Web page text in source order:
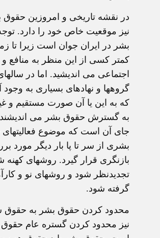
در نقشه تاريخی و امروزين حقوق
نيز موقعيت خاص خود را دارد.
بشر در ايران جوان است زيرا تا
کمتر کسی از اين منظر به منافع
اجتماعی می انديشيد. اما در
گروهها و نهادهای بسياری به
که به اين يا آن صورت مستقيم و
به گسترش حقوق بشر می
جای آن است که موضوع
بشری از سر تا پا بار ديگر مورد
بازنگری قرار گيرد. روشهای کهنه
تجديدنظر شود و روشهای نو و
گرفته شود.
محدود کردن حقوق بشر به حقوق
نيز محدود کردن گستره عام حقوق